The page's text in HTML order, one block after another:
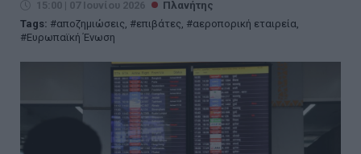
15:00 | 07 Ιουνίου 2026
Πλανήτης
Tags:
αποζημιώσεις, επιβάτες, αεροπορική εταιρεία,
Ευρωπαϊκή Ένωση